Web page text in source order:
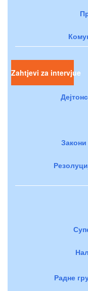
Zahtjevi za intervjue
Радне